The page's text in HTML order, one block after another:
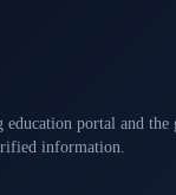
portal and the
information.